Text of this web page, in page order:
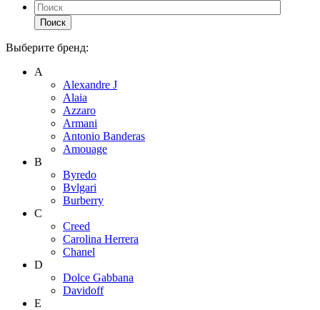
Поиск
Выберите бренд:
А
Alexandre J
Alaia
Azzaro
Armani
Antonio Banderas
Amouage
B
Byredo
Bvlgari
Burberry
C
Creed
Carolina Herrera
Chanel
D
Dolce Gabbana
Davidoff
E